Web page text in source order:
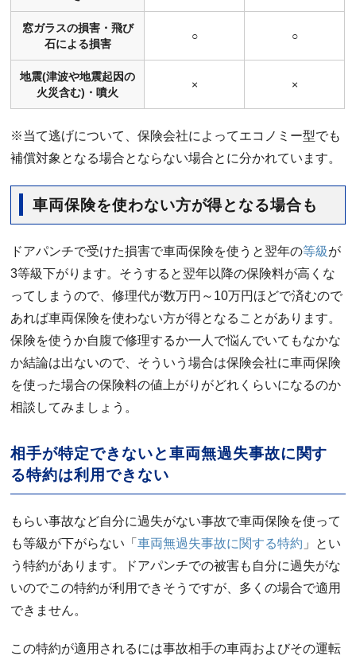
窓ガラスの損害・飛び
石による損害
○ ○
地震(津波や地震起因の
火災含む)・噴火
× ×
※当て逃げについて、保険会社によってエコノミー型でも
補償対象となる場合とならない場合とに分かれています。
車両保険を使わない方が得となる場合も
ドアパンチで受けた損害で車両保険を使うと翌年の等級が
3等級下がります。そうすると翌年以降の保険料が高くな
ってしまうので、修理代が数万円～10万円ほどで済むので
あれば車両保険を使わない方が得となることがあります。
保険を使うか自腹で修理するか一人で悩んでいてもなかな
か結論は出ないので、そういう場合は保険会社に車両保険
を使った場合の保険料の値上がりがどれくらいになるのか
相談してみましょう。
相手が特定できないと車両無過失事故に関す
る特約は利用できない
もらい事故など自分に過失がない事故で車両保険を使って
も等級が下がらない「車両無過失事故に関する特約 」とい
う特約があります。ドアパンチでの被害も自分に過失がな
いのでこの特約が利用できそうですが、多くの場合で適用
できません。
この特約が適用されるには事故相手の車両およびその運転